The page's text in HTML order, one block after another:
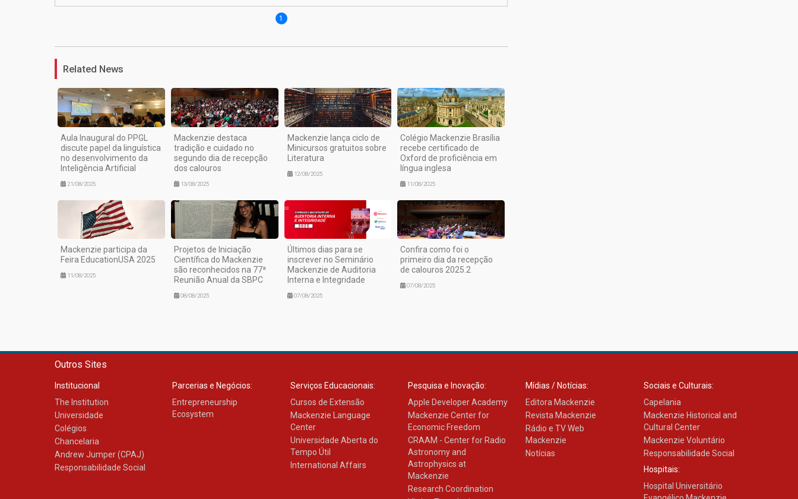
1
Related News
Aula Inaugural do PPGL
discute papel da linguística
no desenvolvimento da
Inteligência Artificial
21/08/2025
Mackenzie destaca
tradição e cuidado no
segundo dia de recepção
dos calouros
13/08/2025
Mackenzie lança ciclo de
Minicursos gratuitos sobre
Literatura
12/08/2025
Colégio Mackenzie Brasília
recebe certificado de
Oxford de proficiência em
língua inglesa
11/08/2025
Mackenzie participa da
Feira EducationUSA 2025
11/08/2025
Projetos de Iniciação
Científica do Mackenzie
são reconhecidos na 77ª
Reunião Anual da SBPC
08/08/2025
Últimos dias para se
inscrever no Seminário
Mackenzie de Auditoria
Interna e Integridade
07/08/2025
Confira como foi o
primeiro dia da recepção
de calouros 2025.2
07/08/2025
Outros Sites
Institucional
The Institution
Universidade
Colégios
Chancelaria
Andrew Jumper (CPAJ)
Responsabilidade Social
Parcerias e Negócios:
Entrepreneurship
Ecosystem
Serviços Educacionais:
Cursos de Extensão
Mackenzie Language
Center
Universidade Aberta do
Tempo Útil
International Affairs
Pesquisa e Inovação:
Apple Developer Academy
Mackenzie Center for
Economic Freedom
CRAAM - Center for Radio
Astronomy and
Astrophysics at
Mackenzie
Research Coordination
Mídias / Notícias:
Editora Mackenzie
Revista Mackenzie
Rádio e TV Web
Mackenzie
Notícias
Sociais e Culturais:
Capelania
Mackenzie Historical and
Cultural Center
Mackenzie Voluntário
Responsabilidade Social
Hospitais:
Hospital Universitário